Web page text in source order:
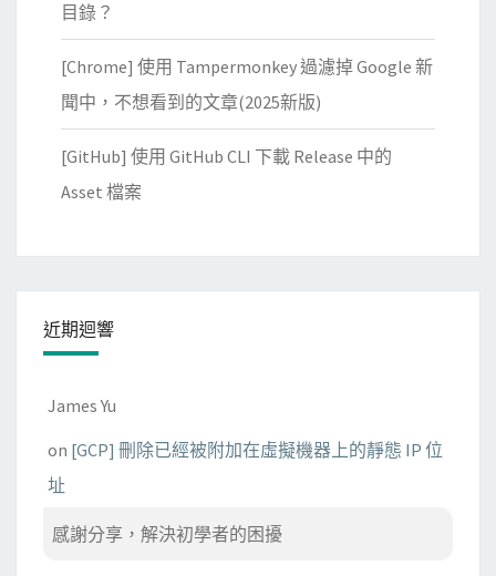
目錄？
[Chrome] 使用 Tampermonkey 過濾掉 Google 新
聞中，不想看到的文章(2025新版)
[GitHub] 使用 GitHub CLI 下載 Release 中的
Asset 檔案
近期迴響
James Yu
on [GCP] 刪除已經被附加在虛擬機器上的靜態 IP 位
址
感謝分享，解決初學者的困擾